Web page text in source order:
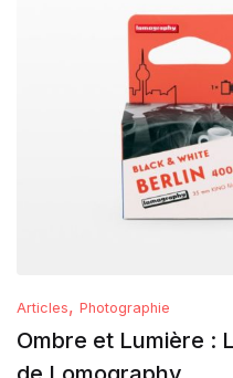
Articles, Photographie
Ombre et Lumière :